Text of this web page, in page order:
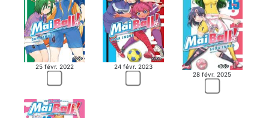
25 févr. 2022
24 févr. 2023
28 févr. 2025